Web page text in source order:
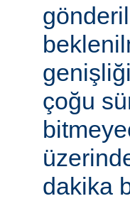
çoğu
dakika